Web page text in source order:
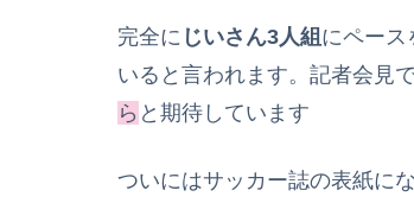
完全に じいさん3人組 にペース
いると言われます。記者会見
ら と期待しています
ついにはサッカー誌の表紙にな